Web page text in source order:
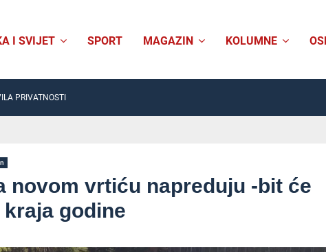
I SVIJET SPORT MAGAZIN KOLUMNE
PRIVATNOSTI
novom vrtiću napreduju -bit će
godine